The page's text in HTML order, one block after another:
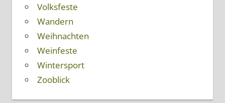
Volksfeste
Wandern
Weihnachten
Weinfeste
Wintersport
Zooblick